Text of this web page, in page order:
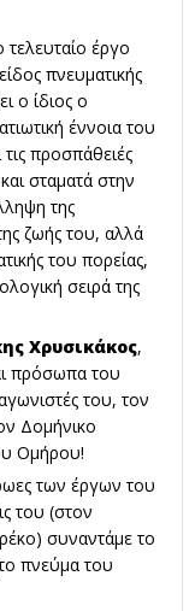
τελευταίο έργο
πνευματικής
ο ίδιος ο
έννοια του
προσπάθειές
σταματά στην
της
ζωής του, αλλά
του πορείας,
σειρά της
Χρυσικάκος,
πρόσωπα του
του, τον
Δομήνικο
Ομήρου!
των έργων του
του (στον
συναντάμε το
πνεύμα του